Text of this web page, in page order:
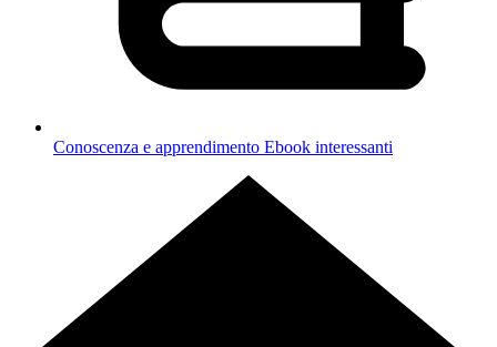
Conoscenza e apprendimento Ebook interessanti